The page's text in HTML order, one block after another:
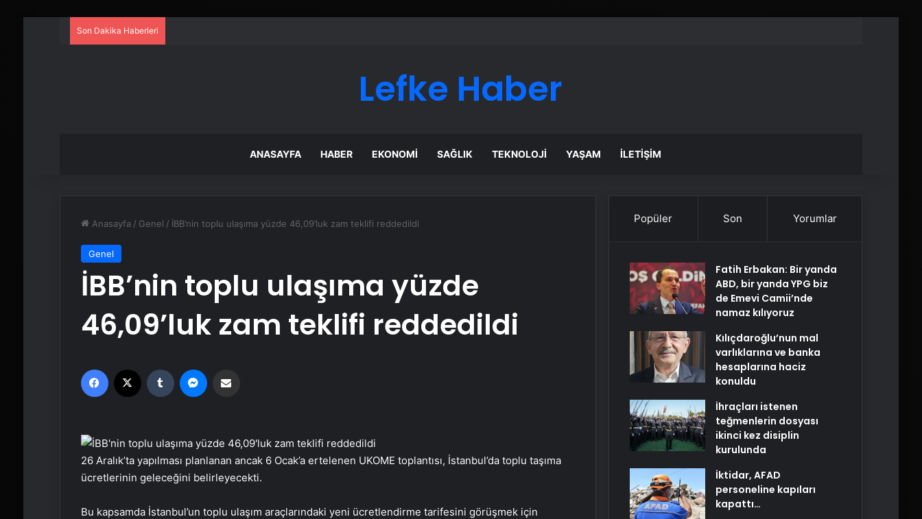
Son Dakika Haberleri
Lefke Haber
ANASAYFA HABER EKONOMI SAĞLIK TEKNOLOJI YAŞAM İLETIŞIM
Anasayfa / Genel / İBB’nin toplu ulaşıma yüzde 46,09’luk zam teklifi reddedildi
Genel
İBB’nin toplu ulaşıma yüzde
46,09’luk zam teklifi reddedildi
Facebook Tumblr
26 Aralık’ta yapılması planlanan ancak 6 Ocak’a ertelenen UKOME toplantısı, İstanbul’da toplu taşıma
ücretlerinin geleceğini belirleyecekti.
Bu kapsamda İstanbul’un toplu ulaşım araçlarındaki yeni ücretlendirme tarifesini görüşmek için
Popüler Son Yorumlar
Fatih Erbakan: Bir yanda
ABD, bir yanda YPG biz
de Emevi Camii’nde
namaz kılıyoruz
Kılıçdaroğlu’nun mal
varlıklarına ve banka
hesaplarına haciz
konuldu
İhraçları istenen
teğmenlerin dosyası
ikinci kez disiplin
kurulunda
İktidar, AFAD
personeline kapıları
kapattı…